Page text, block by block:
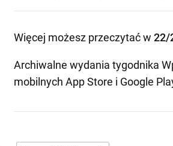
Więcej możesz przeczytać w 22/
Archiwalne wydania tygodnika
mobilnych App Store i Google